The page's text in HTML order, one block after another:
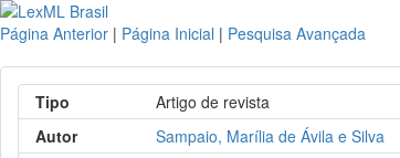
Página Anterior | Página Inicial | Pesquisa Avançada
Tipo
Artigo de revista
Autor
Sampaio, Marília de Ávila e Silva